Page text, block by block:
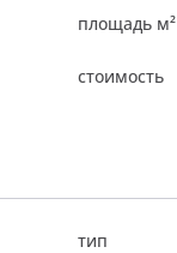
площадь м²
стоимость
тип